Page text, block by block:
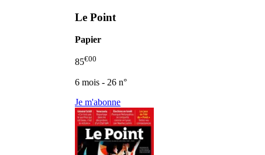
Le Point
Papier
85€00
6 mois - 26 n°
Je m'abonne